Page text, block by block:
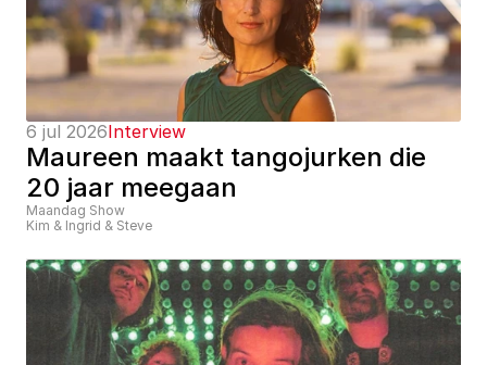
6 jul 2026Interview
Maureen maakt tangojurken die
20 jaar meegaan
Maandag Show
Kim & Ingrid & Steve